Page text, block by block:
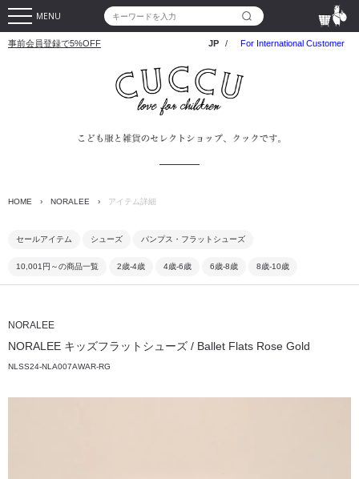
MENU
事前会員登録で5%OFF JP / For International Customer
HOME › NORALEE › アイテム詳細
セールアイテム シューズ パンプス・フラットシューズ
10,001円～の商品一覧 2歳-4歳 4歳-6歳 6歳-8歳 8歳-10歳
NORALEE
NORALEE キッズフラットシューズ / Ballet Flats Rose Gold
NLSS24-NLA007AWAR-RG